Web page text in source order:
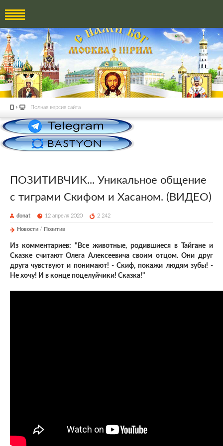
Полная версия сайта
ПОЗИТИВЧИК... Уникальное общение
с тиграми Скифом и Хасаном. (ВИДЕО)
donat 12 апреля 2020 2 242
Новости / Позитив
Из комментариев: " Все животные, родившиеся в Тайгане и
Сказке считают Олега Алексеевича своим отцом. Они друг
друга чувствуют и понимают! - Скиф, покажи людям зубы! -
Не хочу! И в конце поцелуйчики! Сказка!"